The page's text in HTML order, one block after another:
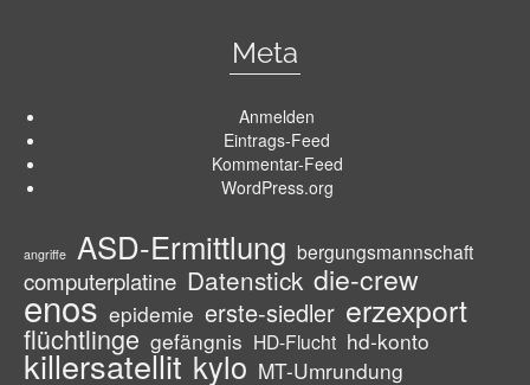
Meta
Anmelden
Eintrags-Feed
Kommentar-Feed
WordPress.org
angriffe ASD-Ermittlung bergungsmannschaft
computerplatine Datenstick die-crew
enos epidemie erste-siedler erzexport
flüchtlinge gefängnis HD-Flucht hd-konto
killersatellit kylo MT-Umrundung